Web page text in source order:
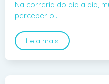
Na correria do dia a dia,
perceber o…
Leia mais